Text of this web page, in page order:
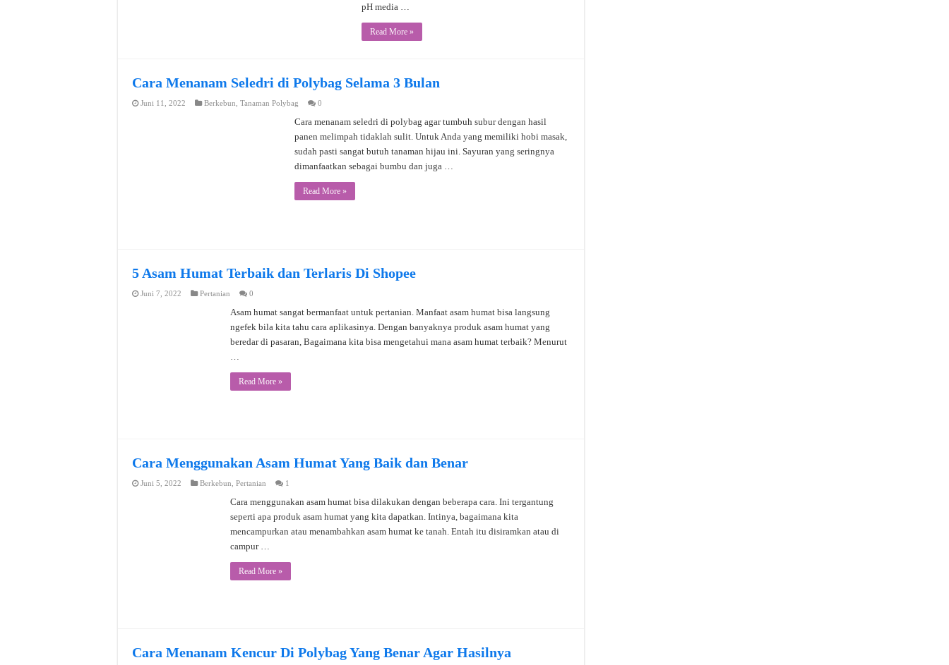
pH media …
Read More »
Cara Menanam Seledri di Polybag Selama 3 Bulan
Juni 11, 2022 Berkebun Tanaman Polybag 0
Cara menanam seledri di polybag agar tumbuh subur dengan hasil
panen melimpah tidaklah sulit. Untuk Anda yang memiliki hobi masak,
sudah pasti sangat butuh tanaman hijau ini. Sayuran yang seringnya
dimanfaatkan sebagai bumbu dan juga …
Read More »
5 Asam Humat Terbaik dan Terlaris Di Shopee
Juni 7, 2022 Pertanian 0
Asam humat sangat bermanfaat untuk pertanian. Manfaat asam humat bisa langsung
ngefek bila kita tahu cara aplikasinya. Dengan banyaknya produk asam humat yang
beredar di pasaran, Bagaimana kita bisa mengetahui mana asam humat terbaik? Menurut
Read More »
Cara Menggunakan Asam Humat Yang Baik dan Benar
Juni 5, 2022 Berkebun Pertanian 1
Cara menggunakan asam humat bisa dilakukan dengan beberapa cara. Ini tergantung
seperti apa produk asam humat yang kita dapatkan. Intinya, bagaimana kita
mencampurkan atau menambahkan asam humat ke tanah. Entah itu disiramkan atau di
campur …
Read More »
Cara Menanam Kencur Di Polybag Yang Benar Agar Hasilnya